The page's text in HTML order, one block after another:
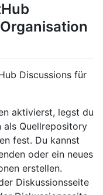
Discussions für
aktivierst, legst du
als Quellrepository
fest. Du kannst
oder ein neues
erstellen.
Diskussionsseite